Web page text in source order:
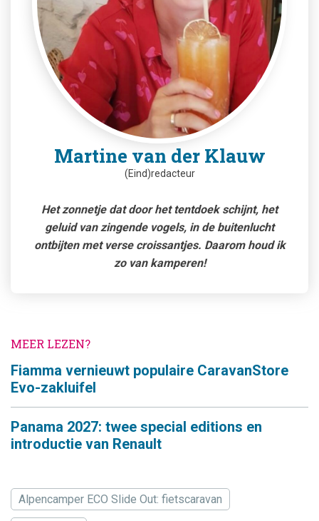
Martine van der Klauw
(Eind)redacteur
Het zonnetje dat door het tentdoek schijnt, het
geluid van zingende vogels, in de buitenlucht
ontbijten met verse croissantjes. Daarom houd ik
zo van kamperen!
MEER LEZEN?
Fiamma vernieuwt populaire CaravanStore
Evo-zakluifel
Panama 2027: twee special editions en
introductie van Renault
Alpencamper ECO Slide Out: fietscaravan